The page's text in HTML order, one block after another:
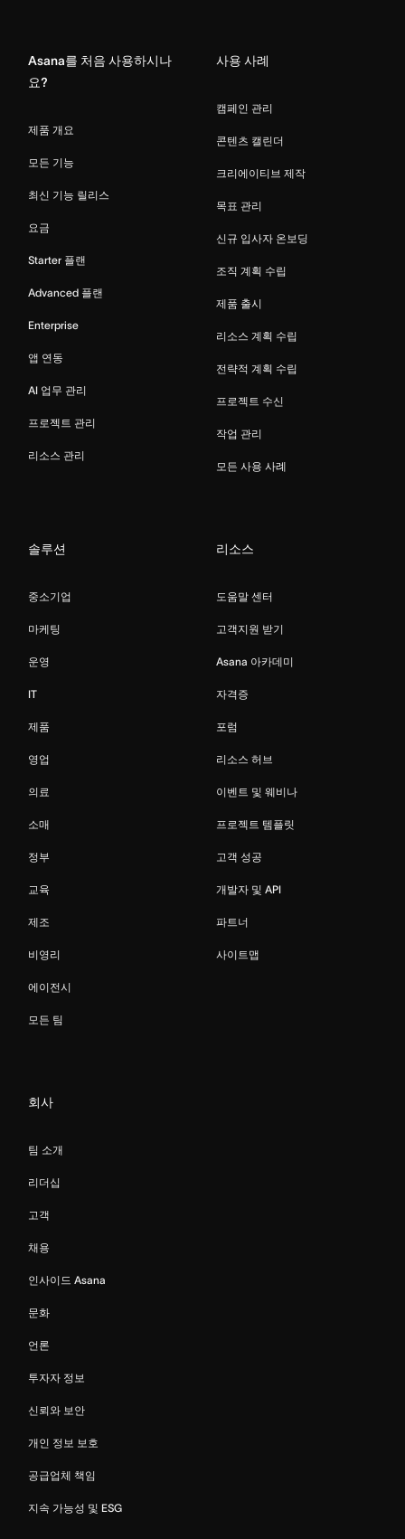
Asana를 처음 사용하시나
요?
제품 개요
모든 기능
최신 기능 릴리스
요금
Starter 플랜
Advanced 플랜
Enterprise
앱 연동
AI 업무 관리
프로젝트 관리
리소스 관리
사용 사례
캠페인 관리
콘텐츠 캘린더
크리에이티브 제작
목표 관리
신규 입사자 온보딩
조직 계획 수립
제품 출시
리소스 계획 수립
전략적 계획 수립
프로젝트 수신
작업 관리
모든 사용 사례
솔루션
중소기업
마케팅
운영
IT
제품
영업
의료
소매
정부
교육
제조
비영리
에이전시
모든 팀
리소스
도움말 센터
고객지원 받기
Asana 아카데미
자격증
포럼
리소스 허브
이벤트 및 웨비나
프로젝트 템플릿
고객 성공
개발자 및 API
파트너
사이트맵
회사
팀 소개
리더십
고객
채용
인사이드 Asana
문화
언론
투자자 정보
신뢰와 보안
개인 정보 보호
공급업체 책임
지속 가능성 및 ESG